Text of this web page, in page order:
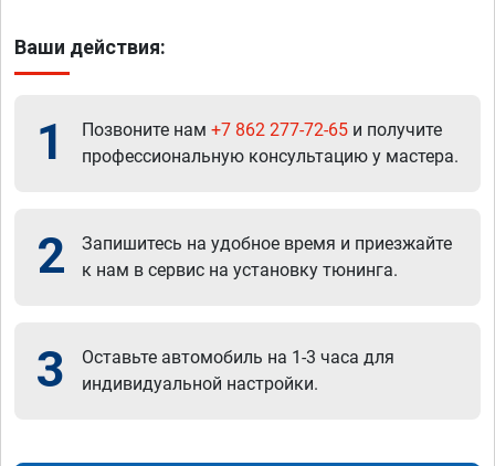
Ваши действия:
1 Позвоните нам +7 862 277-72-65 и получите
профессиональную консультацию у мастера.
2
Запишитесь на удобное время и приезжайте
к нам в сервис на установку тюнинга.
3
Оставьте автомобиль на 1-3 часа для
индивидуальной настройки.